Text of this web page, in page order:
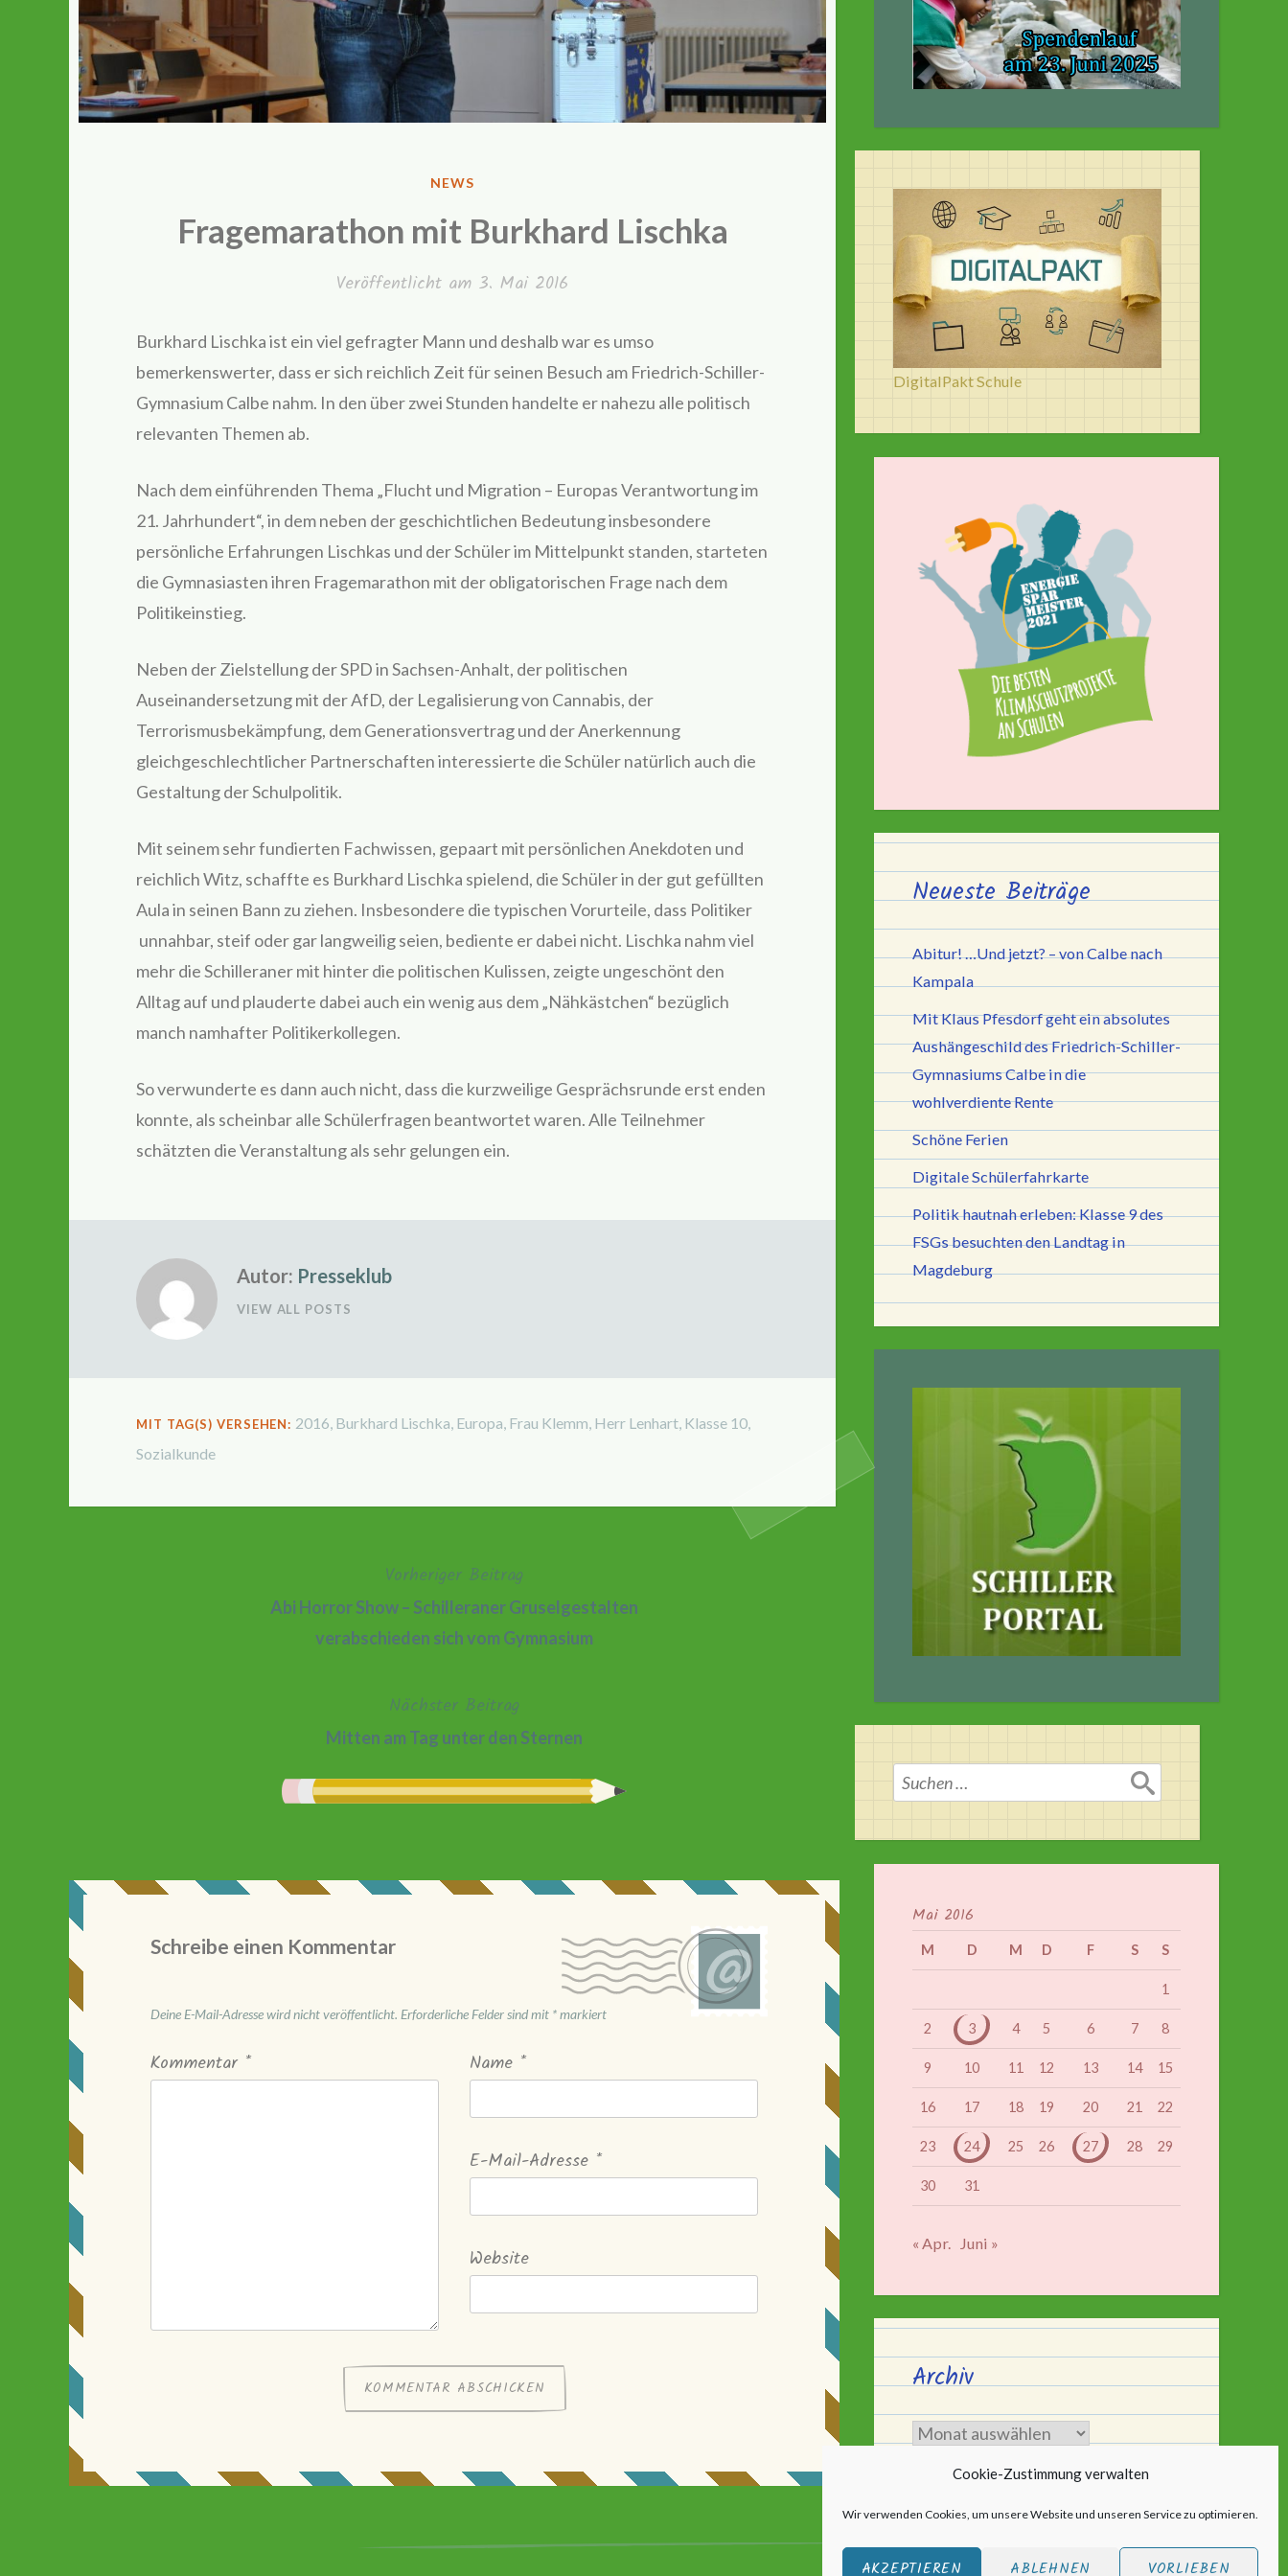
Cookie-Zustimmung verwalten
Wir verwenden Cookies, um unsere Website und unseren Service zu optimieren.
AKZEPTIEREN ABLEHNEN VORLIEBEN
VERÖFFENTLICHT
NEWS
Fragemarathon mit Burkhard Lischka
Veröffentlicht am 3. Mai 2016
Burkhard Lischka ist ein viel gefragter Mann und deshalb war es umso
bemerkenswerter, dass er sich reichlich Zeit für seinen Besuch am Friedrich-Schiller-
Gymnasium Calbe nahm. In den über zwei Stunden handelte er nahezu alle politisch
relevanten Themen ab.
Nach dem einführenden Thema „Flucht und Migration – Europas Verantwortung im
21. Jahrhundert“, in dem neben der geschichtlichen Bedeutung insbesondere
persönliche Erfahrungen Lischkas und der Schüler im Mittelpunkt standen, starteten
die Gymnasiasten ihren Fragemarathon mit der obligatorischen Frage nach dem
Politikeinstieg.
Neben der Zielstellung der SPD in Sachsen-Anhalt, der politischen
Auseinandersetzung mit der AfD, der Legalisierung von Cannabis, der
Terrorismusbekämpfung, dem Generationsvertrag und der Anerkennung
gleichgeschlechtlicher Partnerschaften interessierte die Schüler natürlich auch die
Gestaltung der Schulpolitik.
Mit seinem sehr fundierten Fachwissen, gepaart mit persönlichen Anekdoten und
reichlich Witz, schaffte es Burkhard Lischka spielend, die Schüler in der gut gefüllten
Aula in seinen Bann zu ziehen. Insbesondere die typischen Vorurteile, dass Politiker
unnahbar, steif oder gar langweilig seien, bediente er dabei nicht. Lischka nahm viel
mehr die Schilleraner mit hinter die politischen Kulissen, zeigte ungeschönt den
Alltag auf und plauderte dabei auch ein wenig aus dem „Nähkästchen“ bezüglich
manch namhafter Politikerkollegen.
So verwunderte es dann auch nicht, dass die kurzweilige Gesprächsrunde erst enden
konnte, als scheinbar alle Schülerfragen beantwortet waren. Alle Teilnehmer
schätzten die Veranstaltung als sehr gelungen ein.
Autor: Presseklub
VIEW ALL POSTS
MIT TAG(S) VERSEHEN: 2016 Burkhard Lischka Europa Frau Klemm Herr Lenhart Klasse 10
Sozialkunde
Vorheriger Beitrag
Abi Horror Show – Schilleraner Gruselgestalten
verabschieden sich vom Gymnasium
Nächster Beitrag
Mitten am Tag unter den Sternen
Schreibe einen Kommentar
Deine E-Mail-Adresse wird nicht veröffentlicht. Erforderliche Felder sind mit *markiert
Kommentar * Name *
E-Mail-Adresse *
Website
DigitalPakt Schule
Neueste Beiträge
Abitur! …Und jetzt? – von Calbe nach
Kampala
Mit Klaus Pfesdorf geht ein absolutes
Aushängeschild des Friedrich-Schiller-
Gymnasiums Calbe in die
wohlverdiente Rente
Schöne Ferien
Digitale Schülerfahrkarte
Politik hautnah erleben: Klasse 9 des
FSGs besuchten den Landtag in
Magdeburg
Suchen
nach:
Mai 2016
M D M D F S S
1
2 3 4 5 6 7 8
9 10 11 12 13 14 15
16 17 18 19 20 21 22
23 24 25 26 27 28 29
30 31
« Apr. Juni »
Archiv
Archiv